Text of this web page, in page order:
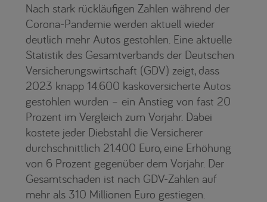
Nach stark rückläufigen Zahlen während der
Corona-Pandemie werden aktuell wieder
deutlich mehr Autos gestohlen. Eine aktuelle
Statistik des Gesamtverbands der Deutschen
Versicherungswirtschaft (GDV) zeigt, dass
2023 knapp 14.600 kaskoversicherte Autos
gestohlen wurden – ein Anstieg von fast 20
Prozent im Vergleich zum Vorjahr. Dabei
kostete jeder Diebstahl die Versicherer
durchschnittlich 21.400 Euro, eine Erhöhung
von 6 Prozent gegenüber dem Vorjahr. Der
Gesamtschaden ist nach GDV-Zahlen auf
mehr als 310 Millionen Euro gestiegen.